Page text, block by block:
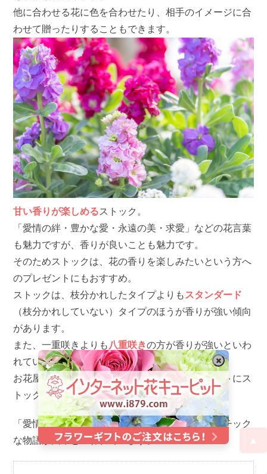
他に合わせる花に色を合わせたり、相手のイメージに合
わせて贈ったりすることもできます。
甘い香りが楽しめるストック。
「愛情の絆・豊かな愛・永遠の美・求愛」などの花言葉
も魅力ですが、香りが良いことも魅力です。
そのためストックは、花の香りを楽しみたいという方へ
のプレゼントにもおすすめ。
ストックは、枝分かれしたタイプよりも スタンダード
（枝分かれしていない）タイプのほうが香りが強い傾向
があります。
また、一重咲きよりも 八重咲きの方が香りが強いといわ
れています。
お花屋さんでストックを見かけた際や、プレゼントにス
トックを選ぶ際は参考にしてください。
「愛情の絆」という花言葉は、少し悲しいロマンチック
な物語が由来といわれています。